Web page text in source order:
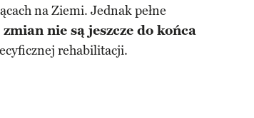
na Ziemi. Jednak pełne
nie są jeszcze do końca
rehabilitacji.